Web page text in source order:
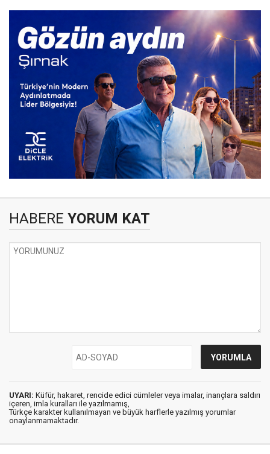
HABERE YORUM KAT
UYARI: Küfür, hakaret, rencide edici cümleler veya imalar, inançlara saldırı
içeren, imla kuralları ile yazılmamış,
Türkçe karakter kullanılmayan ve büyük harflerle yazılmış yorumlar
onaylanmamaktadır.